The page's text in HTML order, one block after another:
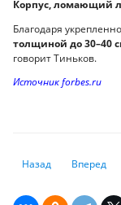
Корпус, ломающий
Благодаря
толщиной до 30–40
говорит Тиньков.
Источник forbes.ru
Предыдущий:
Назад Вперед